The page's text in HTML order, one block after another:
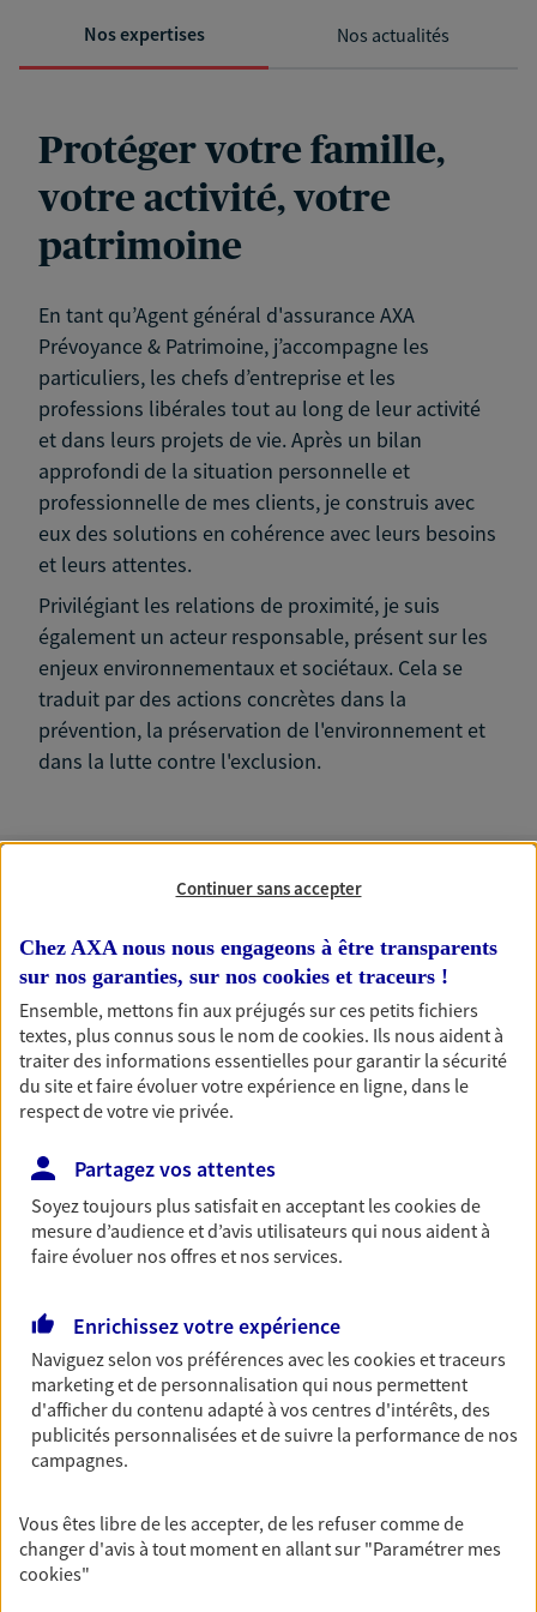
Nos expertises Nos actualités
Protéger votre famille,
votre activité, votre
patrimoine
En tant qu’Agent général d'assurance AXA
Prévoyance & Patrimoine, j’accompagne les
particuliers, les chefs d’entreprise et les
professions libérales tout au long de leur activité
et dans leurs projets de vie. Après un bilan
approfondi de la situation personnelle et
professionnelle de mes clients, je construis avec
eux des solutions en cohérence avec leurs besoins
et leurs attentes.
Privilégiant les relations de proximité, je suis
également un acteur responsable, présent sur les
enjeux environnementaux et sociétaux. Cela se
traduit par des actions concrètes dans la
prévention, la préservation de l'environnement et
dans la lutte contre l'exclusion.
Accompagner les
professionnels et les
entreprises
Comme vous, nous sommes des indépendants. Nous
bâtissons ensemble des solutions cohérentes pour
protéger votre activité, vos collaborateurs... mais aussi
vous-même et votre famille.
vie
Achat immobilier, installation, départ à la retraite…
Autant de moments de vie qui nécessitent des solutions
d'assurance et d'épargne. Recevez un conseil d'expert
cohérent avec vos besoins
Vous aider à constituer une
épargne
Continuer sans accepter
Chez AXA nous nous engageons à être transparents
sur nos garanties, sur nos cookies et traceurs !
Ensemble, mettons fin aux préjugés sur ces petits fichiers
textes, plus connus sous le nom decookies. Ils nous aident à
traiter des informations essentielles pour garantir la sécurité
du site et faire évoluer votre expérience en ligne, dans le
respect de votre vie privée.
Partagez vos attentes
Soyez toujours plus satisfait en acceptant lescookiesde
mesure d’audience et d’avis utilisateurs qui nous aident à
faire évoluer nos offres et nos services.
Enrichissez votre expérience
Naviguez selon vos préférences avec lescookies et traceurs
marketing et de personnalisation qui nous permettent
d'afficher du contenu adapté à vos centres d'intérêts, des
publicités personnalisées et de suivre la performance de nos
campagnes.
Vous êtes libre de les accepter, de les refuser comme de
changer d'avis à tout moment en allant sur "Paramétrer mes
cookies"